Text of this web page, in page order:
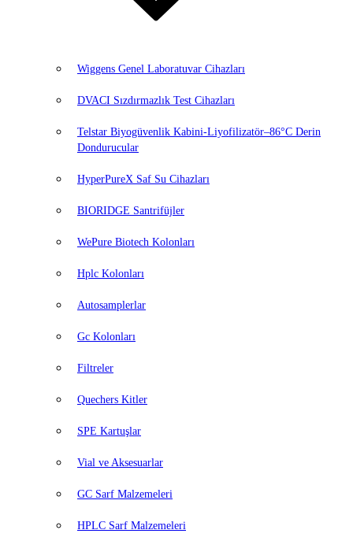
Wiggens Genel Laboratuvar Cihazları
DVACI Sızdırmazlık Test Cihazları
Telstar Biyogüvenlik Kabini-Liyofilizatör–86°C Derin
Dondurucular
HyperPureX Saf Su Cihazları
BIORIDGE Santrifüjler
WePure Biotech Kolonları
Hplc Kolonları
Autosamplerlar
Gc Kolonları
Filtreler
Quechers Kitler
SPE Kartuşlar
Vial ve Aksesuarlar
GC Sarf Malzemeleri
HPLC Sarf Malzemeleri